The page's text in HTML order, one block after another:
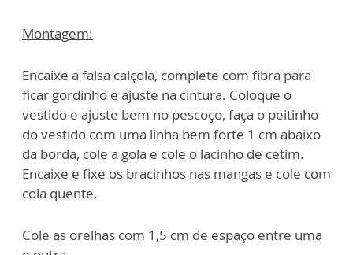
Montagem:
Encaixe a falsa calçola, complete com fibra para
ficar gordinho e ajuste na cintura. Coloque o
vestido e ajuste bem no pescoço, faça o peitinho
do vestido com uma linha bem forte 1 cm abaixo
da borda, cole a gola e cole o lacinho de cetim.
Encaixe e fixe os bracinhos nas mangas e cole com
cola quente.
Cole as orelhas com 1,5 cm de espaço entre uma